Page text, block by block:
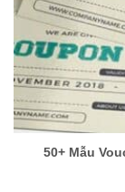
50+ Mẫu